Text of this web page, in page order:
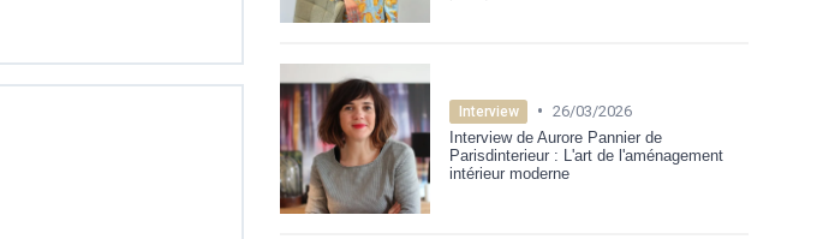
Interview • 26/03/2026
Interview de Aurore Pannier de
Parisdinterieur : L'art de l'aménagement
intérieur moderne